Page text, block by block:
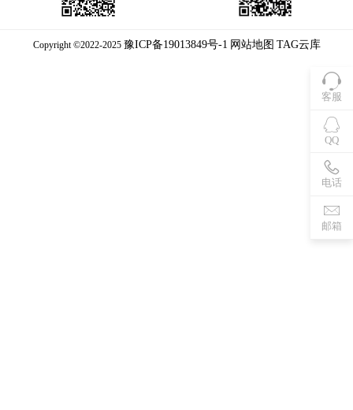
客服
QQ
电话
邮箱
Copyright ©2022-2025 豫ICP备19013849号-1 网站地图 TAG云库